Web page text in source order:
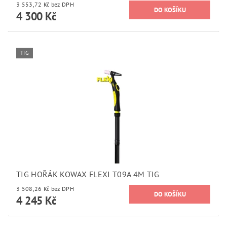
3 553,72 Kč bez DPH
4 300 Kč
TIG
TIG HOŘÁK KOWAX FLEXI T09A 4M TIG
3 508,26 Kč bez DPH
4 245 Kč